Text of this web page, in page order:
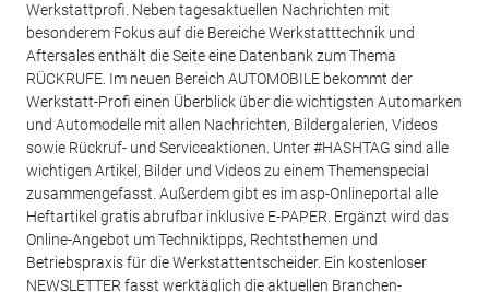
Werkstattprofi. Neben tagesaktuellen Nachrichten mit
besonderem Fokus auf die Bereiche Werkstatttechnik und
Aftersales enthält die Seite eine Datenbank zum Thema
RÜCKRUFE. Im neuen Bereich AUTOMOBILE bekommt der
Werkstatt-Profi einen Überblick über die wichtigsten Automarken
und Automodelle mit allen Nachrichten, Bildergalerien, Videos
sowie Rückruf- und Serviceaktionen. Unter #HASHTAG sind alle
wichtigen Artikel, Bilder und Videos zu einem Themenspecial
zusammengefasst. Außerdem gibt es im asp-Onlineportal alle
Heftartikel gratis abrufbar inklusive E-PAPER. Ergänzt wird das
Online-Angebot um Techniktipps, Rechtsthemen und
Betriebspraxis für die Werkstattentscheider. Ein kostenloser
NEWSLETTER fasst werktäglich die aktuellen Branchen-